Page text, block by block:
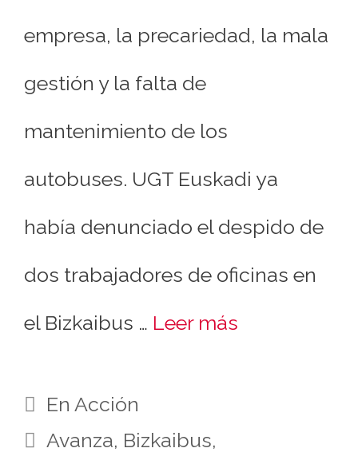
empresa, la precariedad, la mala
gestión y la falta de
mantenimiento de los
autobuses. UGT Euskadi ya
había denunciado el despido de
dos trabajadores de oficinas en
el Bizkaibus … Leer más
En Acción
Avanza, Bizkaibus,